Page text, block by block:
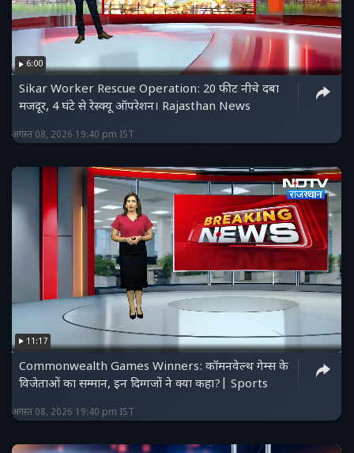
6:00
Sikar Worker Rescue Operation: 20 फीट नीचे दबा
मजदूर, 4 घंटे से रेस्क्यू ऑपरेशन। Rajasthan News
अगस्त 08, 2026 19:40 pm IST
11:17
Commonwealth Games Winners: कॉमनवेल्थ गेम्स के
विजेताओं का सम्मान, इन दिग्गजों ने क्या कहा?| Sports
अगस्त 08, 2026 19:40 pm IST